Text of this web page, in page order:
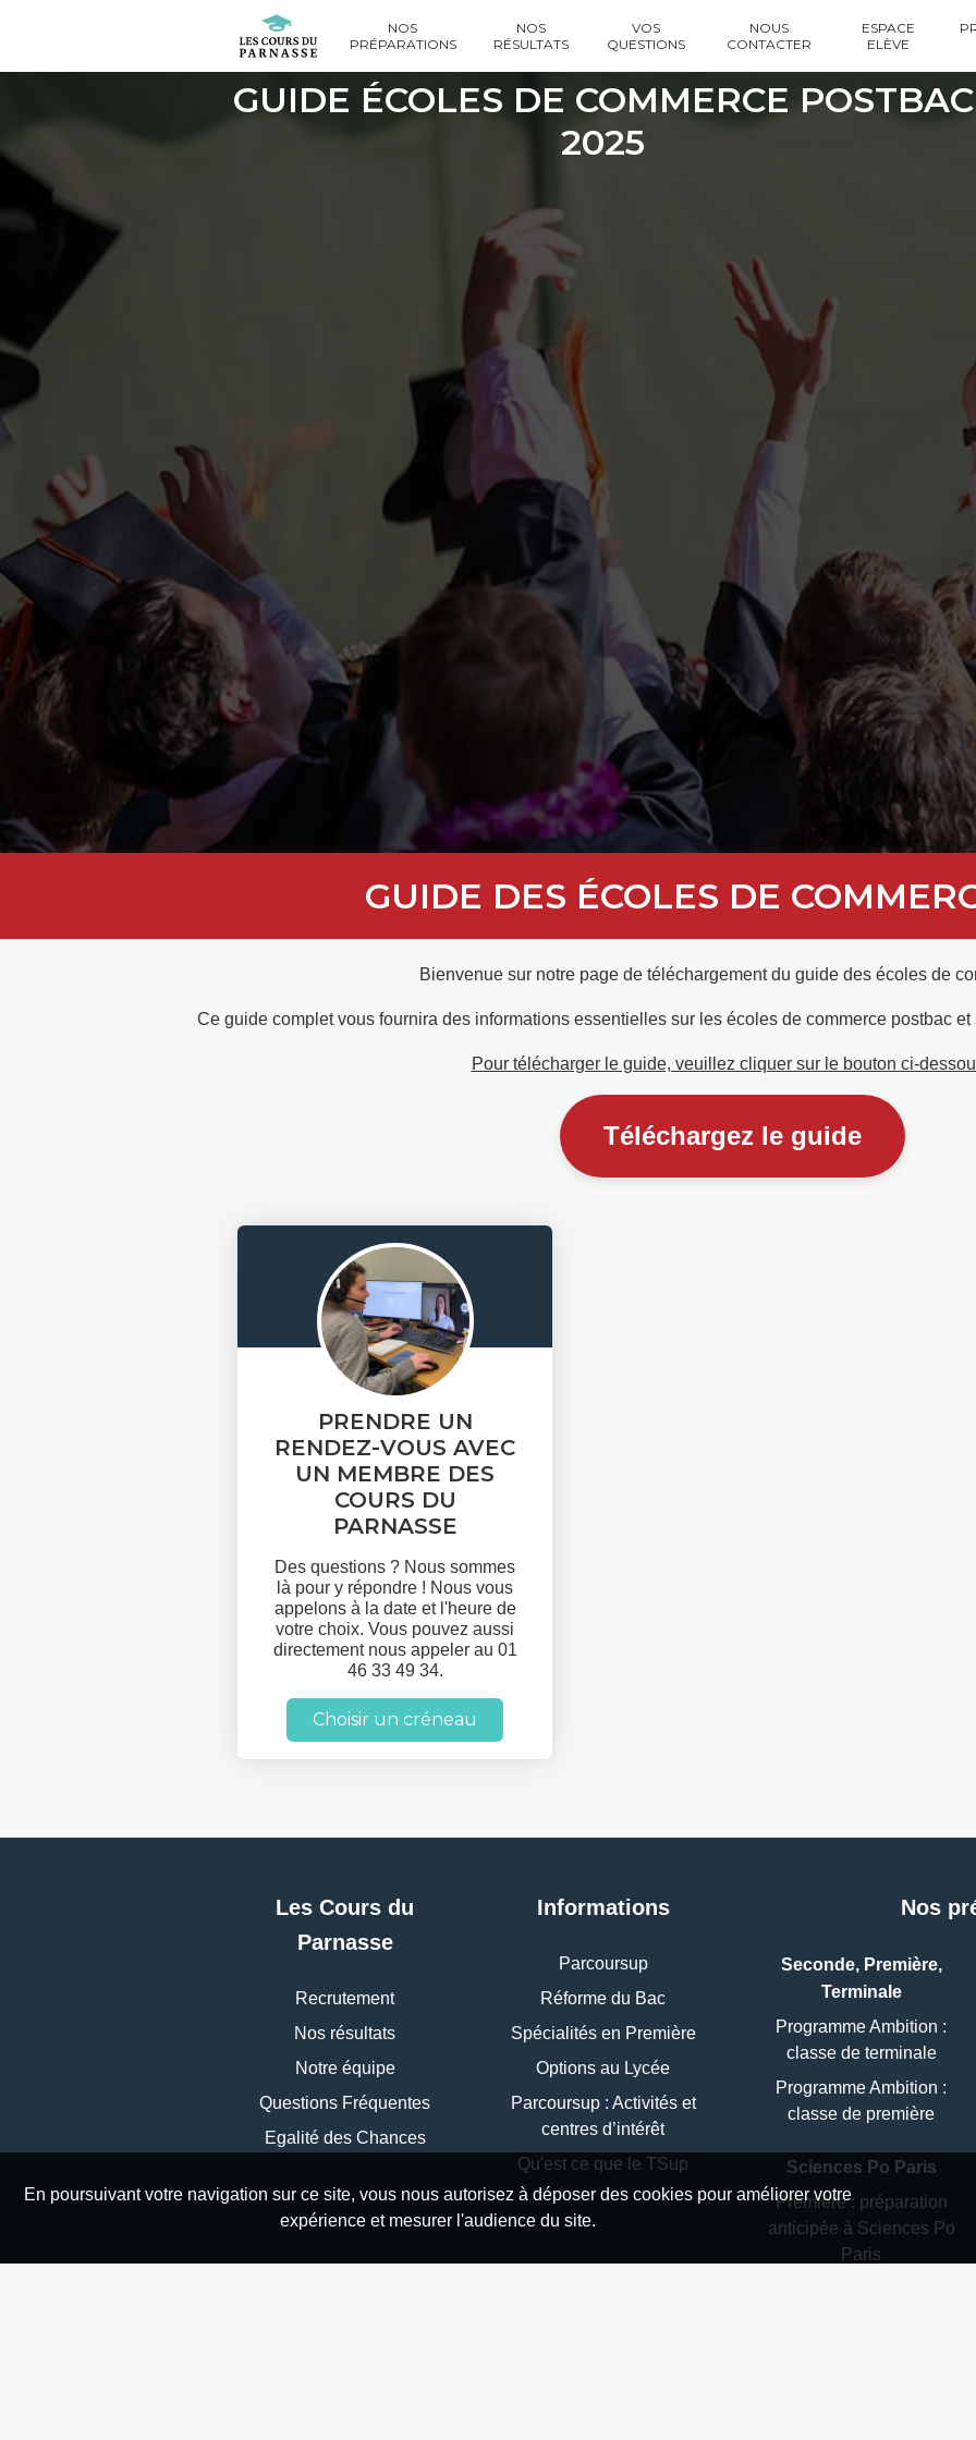
NOS
PRÉPARATIONS
NOS
RÉSULTATS
VOS
QUESTIONS
NOUS
CONTACTER
ESPACE
ELÈVE
GUIDE ÉCOLES DE COMMERCE POSTBAC
2025
GUIDE DES ÉCOLES DE
Bienvenue sur notre page de téléchargement du guide des écoles de
Ce guide complet vous fournira des informations essentielles sur les écoles de commerce postbac
Pour télécharger le guide, veuillez cliquer sur le bouton ci-
Téléchargez le guide
PRENDRE UN
RENDEZ-VOUS AVEC
UN MEMBRE DES
COURS DU
PARNASSE
Des questions ? Nous sommes
là pour y répondre ! Nous vous
appelons à la date et l'heure de
votre choix. Vous pouvez aussi
directement nous appeler au 01
46 33 49 34.
Choisir un créneau
Les Cours du
Parnasse
Recrutement
Nos résultats
Notre équipe
Questions Fréquentes
Egalité des Chances
Informations
Parcoursup
Réforme du Bac
Spécialités en Première
Options au Lycée
Parcoursup : Activités et
centres d’intérêt
Qu'est ce que le TSup
Nos
Seconde, Première,
Terminale
Programme Ambition :
classe de terminale
Programme Ambition :
classe de première
Sciences Po Paris
Première : préparation
anticipée à Sciences Po
Paris
En poursuivant votre navigation sur ce site, vous nous autorisez à déposer des cookies pour améliorer votre
expérience et mesurer l'audience du site.